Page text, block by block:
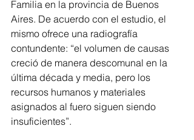
Familia en la provincia de Buenos
Aires. De acuerdo con el estudio, el
mismo ofrece una radiografía
contundente: “el volumen de causas
creció de manera descomunal en la
última década y media, pero los
recursos humanos y materiales
asignados al fuero siguen siendo
insuficientes”.